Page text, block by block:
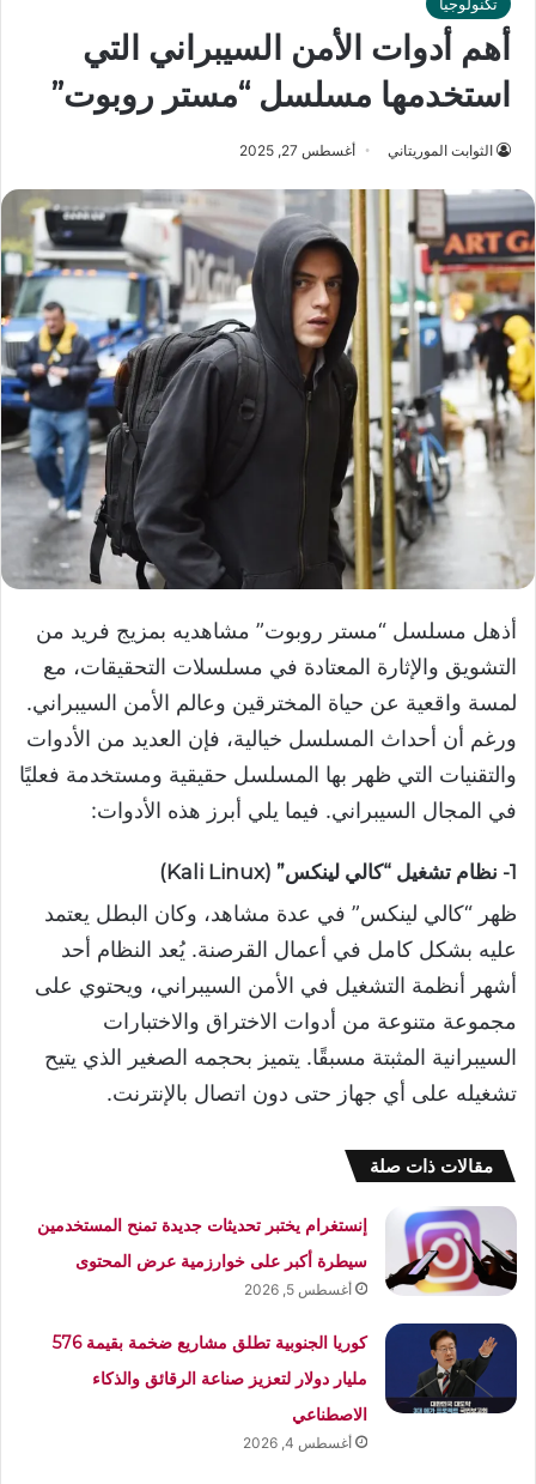
أهم أدوات الأمن السيبراني التي
استخدمها مسلسل “مستر روبوت”
الثوابت الموريتاني أغسطس 27, 2025
أذهل مسلسل “مستر روبوت” مشاهديه بمزيج فريد من
التشويق والإثارة المعتادة في مسلسلات التحقيقات، مع
لمسة واقعية عن حياة المخترقين وعالم الأمن السيبراني.
ورغم أن أحداث المسلسل خيالية، فإن العديد من الأدوات
والتقنيات التي ظهر بها المسلسل حقيقية ومستخدمة فعليًا
في المجال السيبراني. فيما يلي أبرز هذه الأدوات:
1- نظام تشغيل “كالي لينكس” (Kali Linux)
ظهر “كالي لينكس” في عدة مشاهد، وكان البطل يعتمد
عليه بشكل كامل في أعمال القرصنة. يُعد النظام أحد
أشهر أنظمة التشغيل في الأمن السيبراني، ويحتوي على
مجموعة متنوعة من أدوات الاختراق والاختبارات
السيبرانية المثبتة مسبقًا. يتميز بحجمه الصغير الذي يتيح
تشغيله على أي جهاز حتى دون اتصال بالإنترنت.
مقالات ذات صلة
إنستغرام يختبر تحديثات جديدة تمنح المستخدمين
سيطرة أكبر على خوارزمية عرض المحتوى
أغسطس 5, 2026
كوريا الجنوبية تطلق مشاريع ضخمة بقيمة 576
مليار دولار لتعزيز صناعة الرقائق والذكاء
الاصطناعي
أغسطس 4, 2026